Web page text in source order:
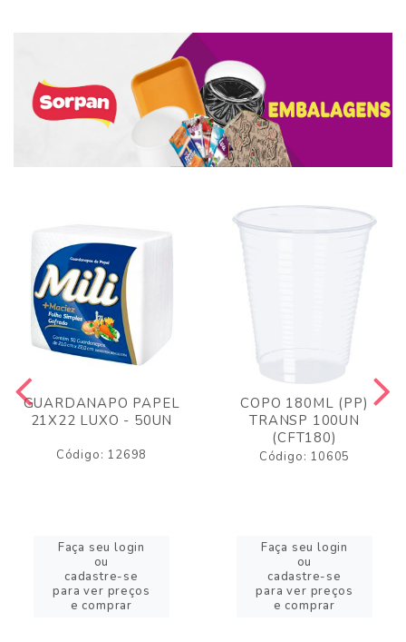
GUARDANAPO PAPEL
21X22 LUXO - 50UN
Código: 12698
Faça seu login
ou
cadastre-se
para ver preços
e comprar
COPO 180ML (PP)
TRANSP 100UN
(CFT180)
Código: 10605
Faça seu login
ou
cadastre-se
para ver preços
e comprar